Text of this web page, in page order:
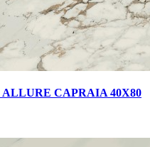
ALLURE CAPRAIA 40X80